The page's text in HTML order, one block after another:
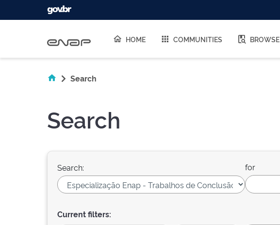
HOME COMMUNITIES BROWSE
Search
Search
Search: for
Current filters: